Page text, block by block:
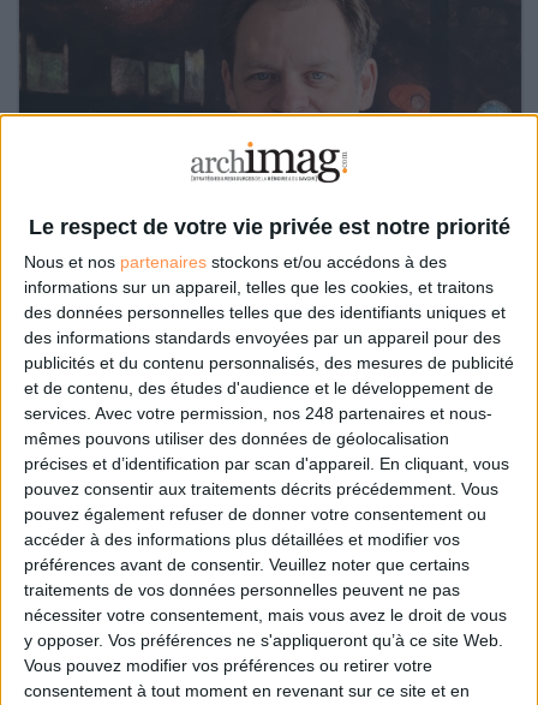
Le respect de votre vie privée est notre priorité
Nous et nos partenaires stockons et/ou accédons à des
informations sur un appareil, telles que les cookies, et traitons
des données personnelles telles que des identifiants uniques et
des informations standards envoyées par un appareil pour des
publicités et du contenu personnalisés, des mesures de publicité
et de contenu, des études d'audience et le développement de
services. Avec votre permission, nos 248 partenaires et nous-
mêmes pouvons utiliser des données de géolocalisation
précises et d’identification par scan d'appareil. En cliquant, vous
pouvez consentir aux traitements décrits précédemment. Vous
pouvez également refuser de donner votre consentement ou
accéder à des informations plus détaillées et modifier vos
préférences avant de consentir. Veuillez noter que certains
traitements de vos données personnelles peuvent ne pas
nécessiter votre consentement, mais vous avez le droit de vous
y opposer. Vos préférences ne s'appliqueront qu’à ce site Web.
Vous pouvez modifier vos préférences ou retirer votre
consentement à tout moment en revenant sur ce site et en
Le 08/juin/2026
Sivagami Casimir
En restructurant sa DSI, la région Île-de-France a donné naissance à
un grand pôle de la transformation numérique. Les enjeux, comme les
projets, ne manquent pas. Zoom sur quelques-uns des chantiers en cours.
Lire la suite...
Quand l’expert du document reprend ses droits sur
l'IA